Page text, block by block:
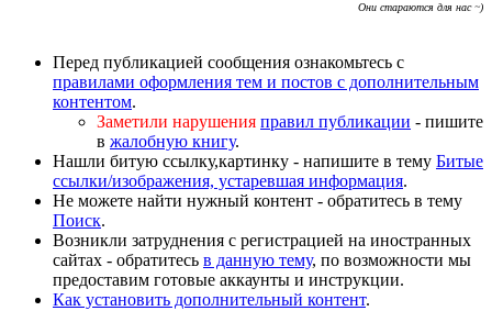
Они стараются для нас ~)
Перед публикацией сообщения ознакомьтесь с
правилами оформления тем и постов с дополнительным
контентом.
Заметили нарушения правил публикации - пишите
в жалобную книгу.
Нашли битую ссылку,картинку - напишите в тему Битые
ссылки/изображения, устаревшая информация.
Не можете найти нужный контент - обратитесь в тему
Поиск.
Возникли затруднения с регистрацией на иностранных
сайтах - обратитесь в данную тему, по возможности мы
предоставим готовые аккаунты и инструкции.
Как установить дополнительный контент.